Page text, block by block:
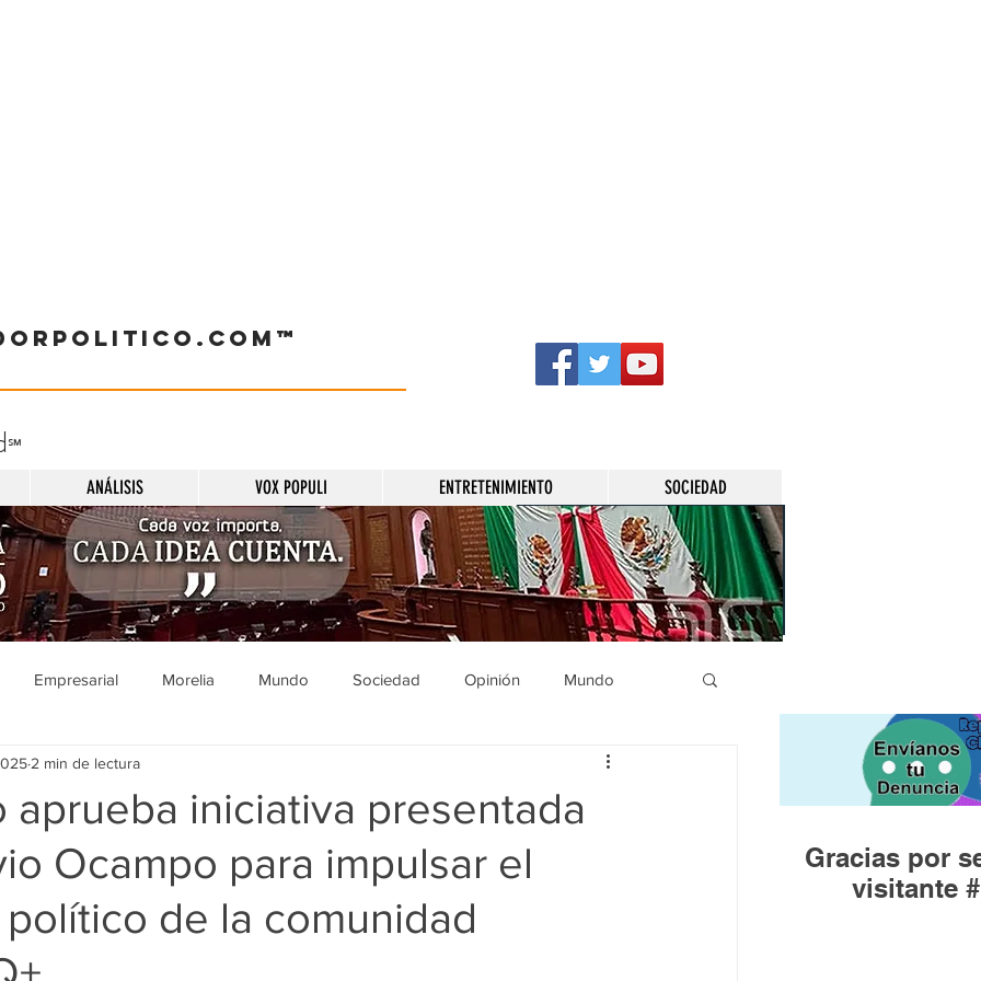
℠
ANÁLISIS VOX POPULI ENTRETENIMIENTO SOCIEDAD
Empresarial Morelia Mundo Sociedad Opinión Mundo
Entretenimiento Municipios
Educación Salud Gobierno Guanajuato Zamora
aprueba iniciativa presentada
Ocampo para impulsar el
de la comunidad
2 min de lectura
Gracias por
visitante #